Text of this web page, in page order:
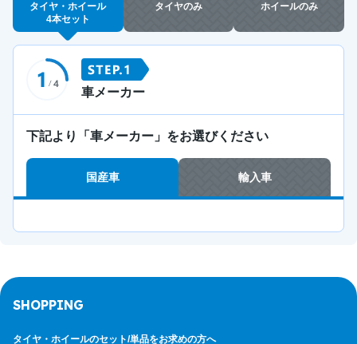
タイヤ・ホイール
4本セット
タイヤのみ ホイールのみ
車メーカー
下記より「車メーカー」をお選びください
国産車 輸入車
SHOPPING
タイヤ・ホイールのセット/単品をお求めの方へ